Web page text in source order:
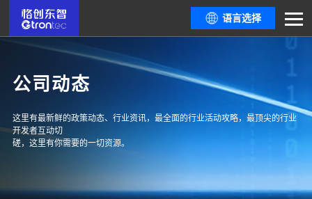
语言选择
公司动态
这里有最新鲜的政策动态、行业资讯，最全面的行业活动攻略，最顶尖的行业
开发者互动切
磋，这里有你需要的一切资源。